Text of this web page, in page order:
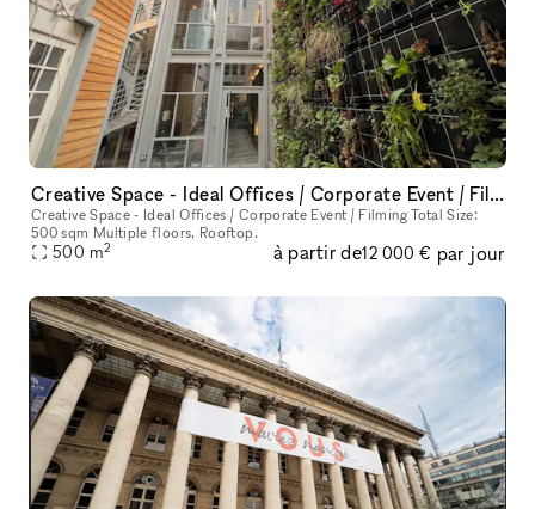
Creative Space - Ideal Offices / Corporate Event / Filming
Creative Space - Ideal Offices / Corporate Event / Filming Total Size:
500 sqm Multiple floors, Rooftop.
500 m2 à partir de12 000 € par jour